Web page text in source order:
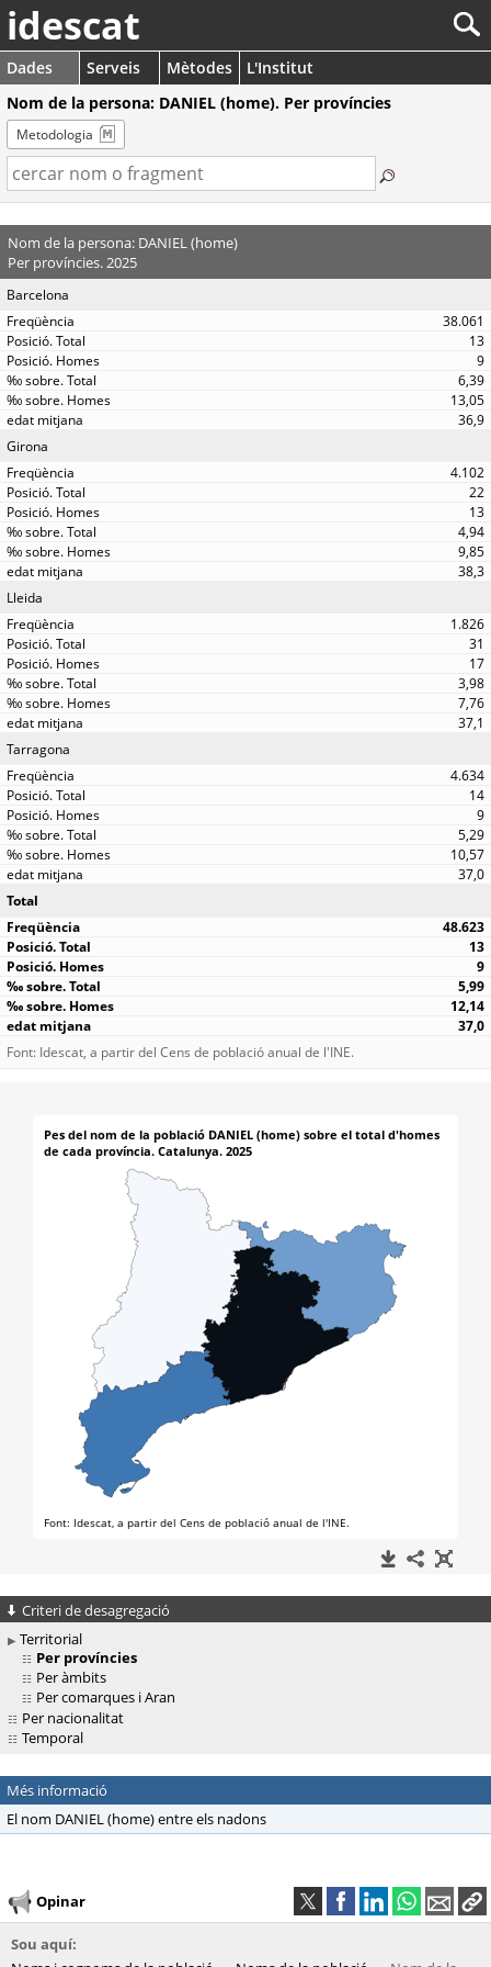
idescat
Dades Serveis Mètodes
L'Institut
Nom de la persona: DANIEL (home). Per províncies
Metodologia
Nom de la persona: DANIEL (home)
Per províncies. 2025
Barcelona
38.061
13
9
6,39
13,05
36,9
Girona
4.102
22
13
4,94
9,85
38,3
Lleida
1.826
31
17
3,98
7,76
37,1
Tarragona
4.634
14
9
5,29
10,57
37,0
Total
48.623
13
9
5,99
12,14
37,0
Font: Idescat, a partir del Cens de població anual de l'INE.
Criteri de desagregació
Territorial
Per províncies
Per àmbits
Per comarques i Aran
Per nacionalitat
Temporal
Més informació
El nom DANIEL (home) entre els nadons
Opinar
Sou aquí: